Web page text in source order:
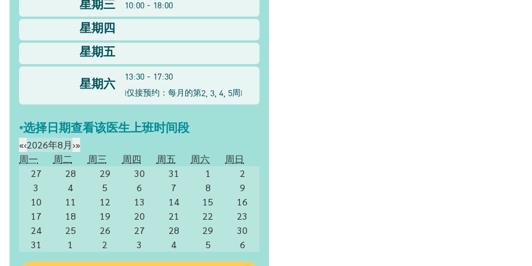
星期三
10:00 - 18:00
星期四
星期五
星期六
13:30 - 17:30
(仅接预约：每月的第2, 3, 4, 5周)
*选择日期查看该医生上班时间段
«‹2026年8月›»
周一
周二 周三 周四 周五 周六
周日
27
28 29 30 31 1
2
3
4 5 6 7 8
9
10
11 12 13 14 15
16
17
18 19 20 21 22
23
24
25 26 27 28 29
30
31
1 2 3 4 5 6